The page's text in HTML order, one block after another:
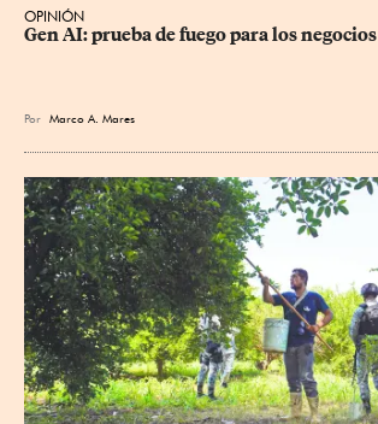
OPINIÓN
Gen AI: prueba de fuego para los negocios
Por Marco A. Mares